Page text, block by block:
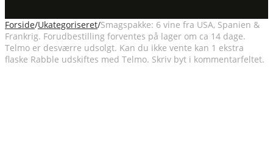
Forside/Ukategoriseret/Smagspakke: 6 vine fra USA, Spanien &
Frankrig. Forudbestilling forventes på lager om ca 14 dage.
Telmo er desværre udsolgt. Kan du ikke vente kan 1 ekstra
flaske Rabble udskiftes med Telmo. Skriv byt i kommentarfeltet.